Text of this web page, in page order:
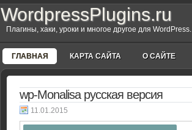
WordpressPlugins.ru
Плагины, хаки, уроки и многое другое для WordPress.
ГЛАВНАЯ КАРТА САЙТА О САЙТЕ
wp-Monalisa русская версия
11.01.2015